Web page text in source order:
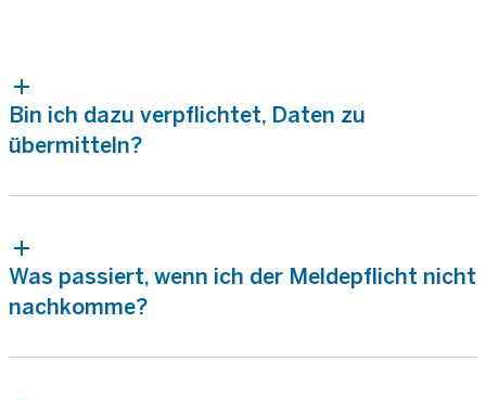
Bin ich dazu verpflichtet, Daten zu
übermitteln?
Was passiert, wenn ich der Meldepflicht nicht
nachkomme?